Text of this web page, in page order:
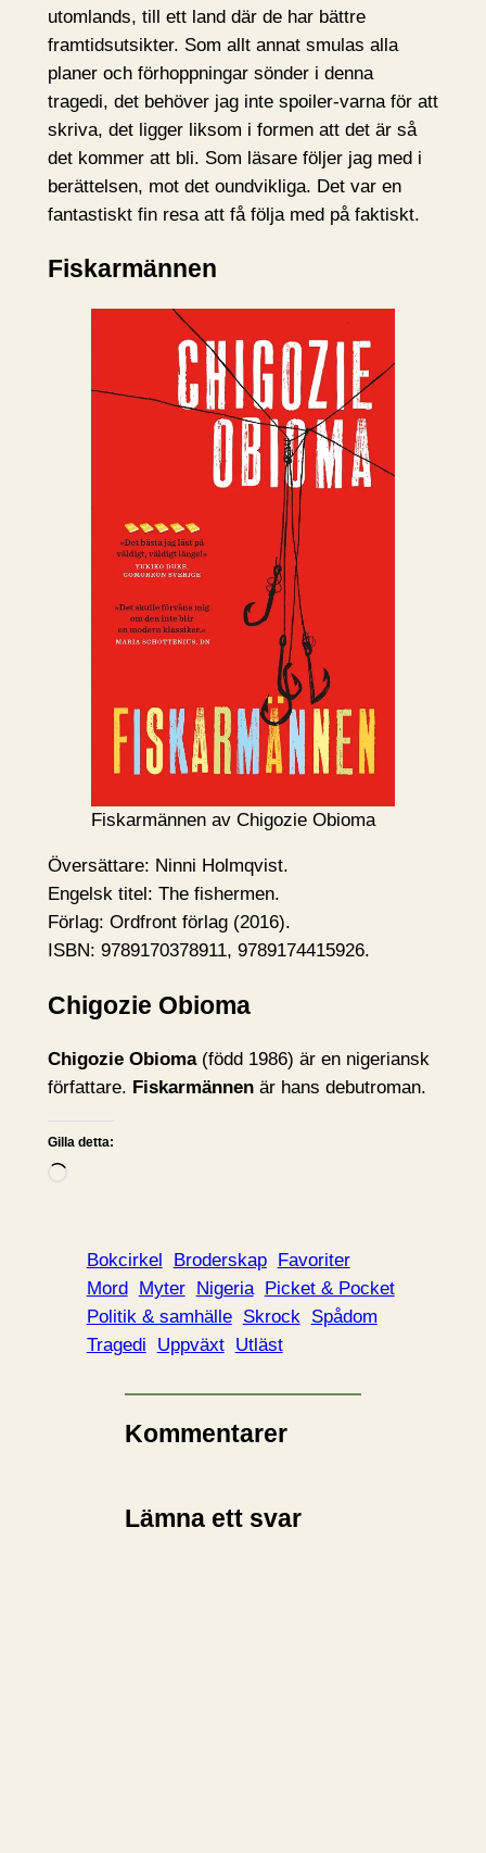
utomlands, till ett land där de har bättre
framtidsutsikter. Som allt annat smulas alla
planer och förhoppningar sönder i denna
tragedi, det behöver jag inte spoiler-varna för att
skriva, det ligger liksom i formen att det är så
det kommer att bli. Som läsare följer jag med i
berättelsen, mot det oundvikliga. Det var en
fantastiskt fin resa att få följa med på faktiskt.
Fiskarmännen
Fiskarmännen av Chigozie Obioma
Översättare: Ninni Holmqvist.
Engelsk titel: The fishermen.
Förlag: Ordfront förlag (2016).
ISBN: 9789170378911, 9789174415926.
Chigozie Obioma
Chigozie Obioma(född 1986) är en nigeriansk
författare. Fiskarmännenär hans debutroman.
Gilla detta:
L
Bokcirkel Broderskap Favoriter
Mord Myter Nigeria Picket & Pocket
Politik & samhälle Skrock Spådom
Tragedi
Uppväxt Utläst
Kommentarer
Lämna ett svar